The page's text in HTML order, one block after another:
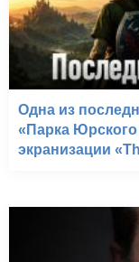
Одна из
«Парка
экранизации